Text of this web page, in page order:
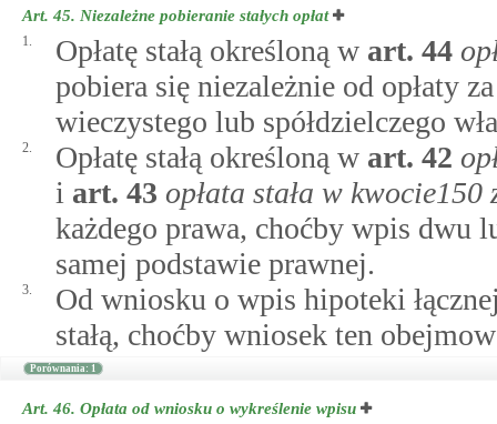
Art. 45. Niezależne pobieranie stałych opłat
1. Opłatę stałą określoną w art. 44
pobiera się niezależnie od opłaty
wieczystego lub spółdzielczego
2. Opłatę stałą określoną w art. 42
i art. 43 opłata stała w kwocie150
każdego prawa, choćby wpis dwu
samej podstawie prawnej.
3.
Od wniosku o wpis hipoteki
stałą, choćby wniosek ten
Porównania: 1
Art. 46. Opłata od wniosku o wykreślenie wpisu